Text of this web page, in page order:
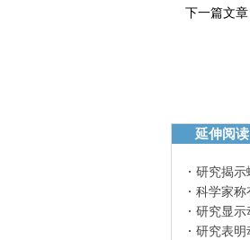
下一篇文
延伸阅读
研究揭示
科学家
研究显
研究表明